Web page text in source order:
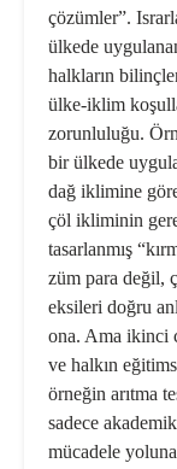
çözümler”.
ülkede
halkların
ülke-iklim
zo­runluluğu.
bir ülkede
dağ iklimine
çöl ikliminin
tasarlanmış
züm para değil,
eksileri doğru
ona. Ama ikinci
ve halkın
örneğin arıtma
sadece
mü­cadele